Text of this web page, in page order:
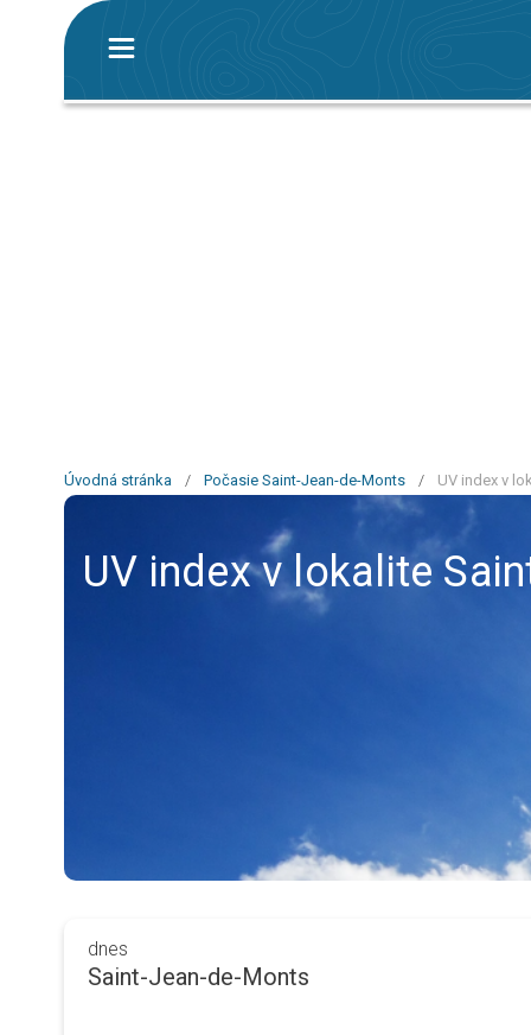
Úvodná stránka / Počasie Saint-Jean-de-Monts / UV index v
UV index v lokalite
dnes
Saint-Jean-de-Monts